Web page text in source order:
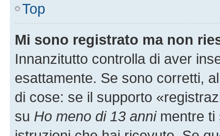
Top
Mi sono registrato ma non
Innanzitutto controlla di aver
esattamente. Se sono corretti,
di cose: se il supporto
su Ho meno di 13 annimentre ti